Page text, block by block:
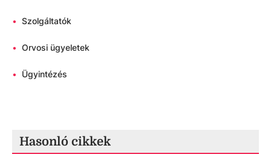
• Szolgáltatók
• Orvosi ügyeletek
• Ügyintézés
Hasonló cikkek